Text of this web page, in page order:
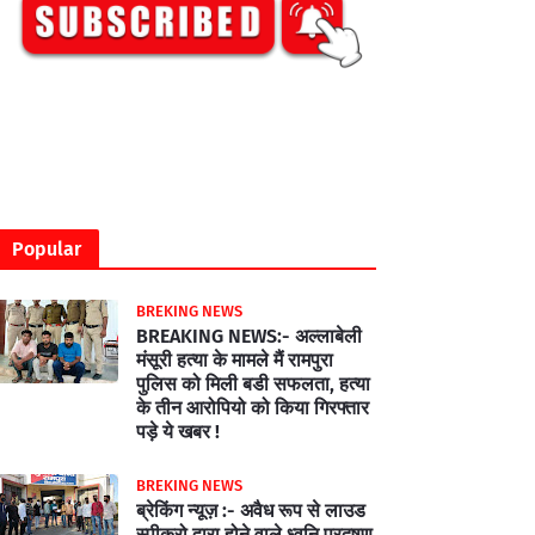
Popular
BREKING NEWS
BREAKING NEWS:- अल्लाबेली
मंसूरी हत्या के मामले मैं रामपुरा
पुलिस को मिली बडी सफलता, हत्या
के तीन आरोपियो को किया गिरफ्तार
पड़े ये खबर !
BREKING NEWS
ब्रेकिंग न्यूज़ :- अवैध रूप से लाउड